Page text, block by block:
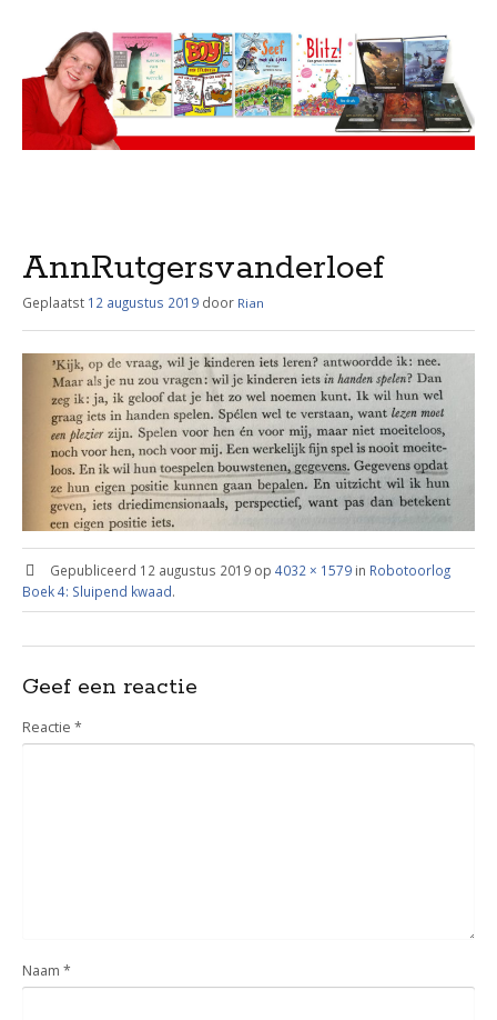
AnnRutgersvanderloef
Geplaatst 12 augustus 2019 door Rian
Gepubliceerd 12 augustus 2019op 4032 × 1579in Robotoorlog
Boek 4: Sluipend kwaad.
Geef een reactie
Reactie *
Naam *